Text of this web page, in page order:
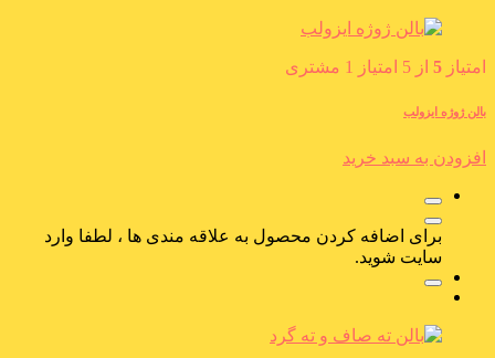
امتیاز 5 از 5 امتیاز 1 مشتری
بالن ژوژه ایزولب
افزودن به سبد خرید
برای اضافه کردن محصول به علاقه مندی ها ، لطفا وارد
سایت شوید.